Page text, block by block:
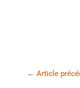
← Article